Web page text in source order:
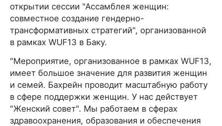
открытии сессии "Ассамблея женщин:
совместное создание гендерно-
трансформативных стратегий", организованной
в рамках WUF13 в Баку.
"Мероприятие, организованное в рамках WUF13,
имеет большое значение для развития женщин
и семей. Бахрейн проводит масштабную работу
в сфере поддержки женщин. У нас действует
"Женский совет". Мы работаем в сферах
здравоохранения, образования и обеспечения